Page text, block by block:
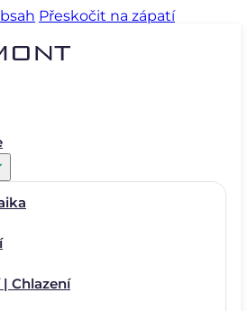
Přeskočit na zápatí
Chlazení